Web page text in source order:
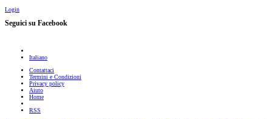
Login
Seguici su Facebook
Italiano
Contattaci
Termini e Condizioni
Privacy policy
Aiuto
Home
RSS